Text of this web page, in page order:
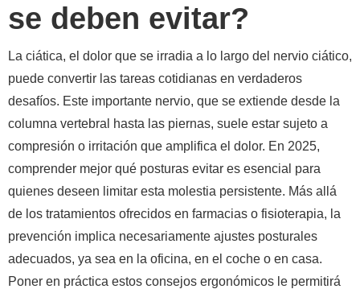
se deben evitar?
La ciática, el dolor que se irradia a lo largo del nervio ciático,
puede convertir las tareas cotidianas en verdaderos
desafíos. Este importante nervio, que se extiende desde la
columna vertebral hasta las piernas, suele estar sujeto a
compresión o irritación que amplifica el dolor. En 2025,
comprender mejor qué posturas evitar es esencial para
quienes deseen limitar esta molestia persistente. Más allá
de los tratamientos ofrecidos en farmacias o fisioterapia, la
prevención implica necesariamente ajustes posturales
adecuados, ya sea en la oficina, en el coche o en casa.
Poner en práctica estos consejos ergonómicos le permitirá